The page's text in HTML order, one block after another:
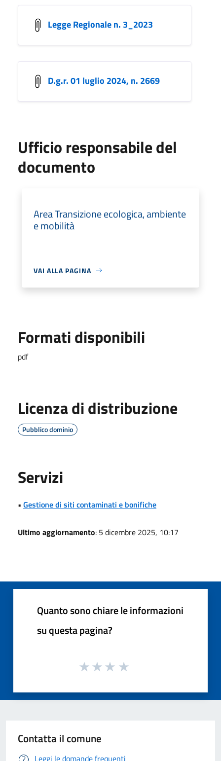
Legge Regionale n. 3_2023
D.g.r. 01 luglio 2024, n. 2669
Ufficio responsabile del
documento
Area Transizione ecologica, ambiente
e mobilità
VAI ALLA PAGINA
Formati disponibili
pdf
Licenza di distribuzione
Pubblico dominio
Servizi
• Gestione di siti contaminati e bonifiche
Ultimo aggiornamento: 5 dicembre 2025, 10:17
Quanto sono chiare le informazioni
su questa pagina?
Contatta il comune